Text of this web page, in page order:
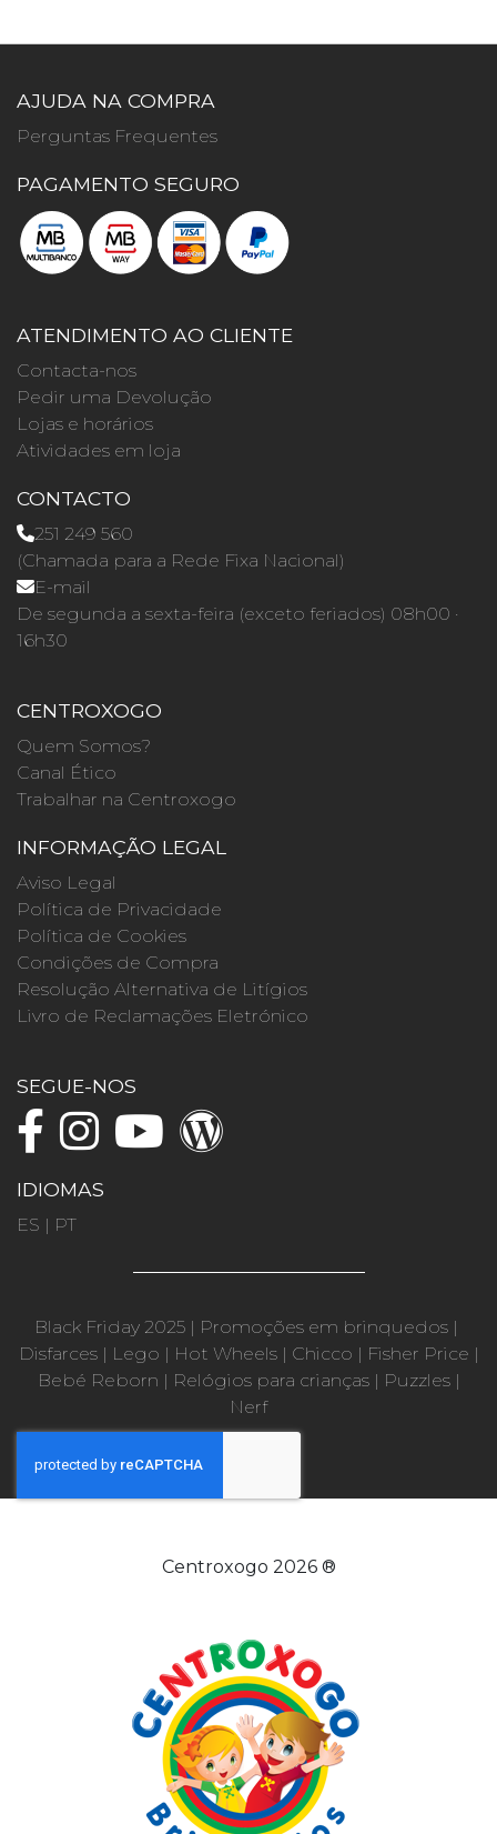
AJUDA NA COMPRA
Perguntas Frequentes
PAGAMENTO SEGURO
ATENDIMENTO AO CLIENTE
Contacta-nos
Pedir uma Devolução
Lojas e horários
Atividades em loja
CONTACTO
251 249 560
(Chamada para a Rede Fixa Nacional)
E-mail
De segunda a sexta-feira (exceto feriados) 08h00 ·
16h30
CENTROXOGO
Quem Somos?
Canal Ético
Trabalhar na Centroxogo
INFORMAÇÃO LEGAL
Aviso Legal
Política de Privacidade
Política de Cookies
Condições de Compra
Resolução Alternativa de Litígios
Livro de Reclamações Eletrónico
SEGUE-NOS
IDIOMAS
ES | PT
Black Friday 2025 | Promoções em brinquedos |
Disfarces| Lego | Hot Wheels| Chicco | Fisher Price |
Bebé Reborn | Relógios para crianças| Puzzles|
Nerf
Centroxogo 2026 ®